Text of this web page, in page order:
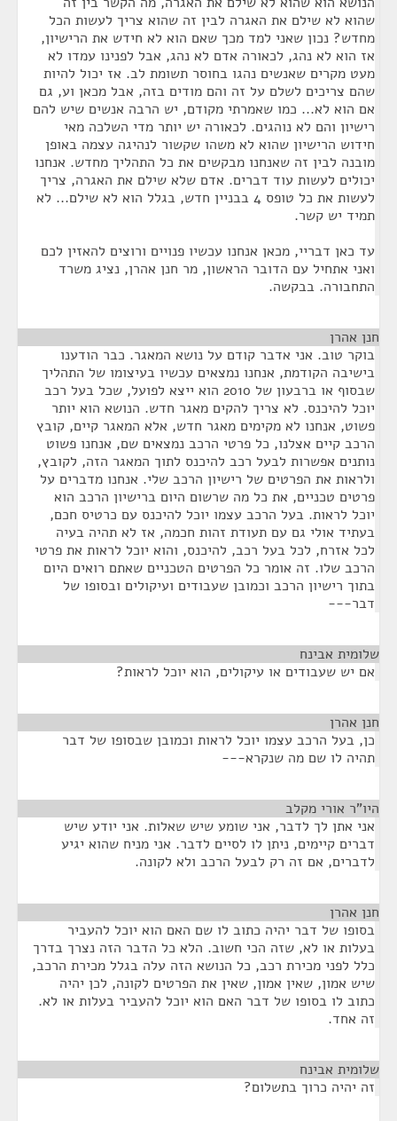
שהוא לא שילם את האגרה לבין זה שהוא צריך לעשות הכל
מחדש? נכון שאני למד מכך שאם הוא לא חידש את הרישיון,
אז הוא לא נהג, לכאורה אדם לא נהג, אבל לפנינו עמדו לא
מעט מקרים שאנשים נהגו בחוסר תשומת לב. אז יכול להיות
שהם צריכים לשלם על זה והם מודים בזה, אבל מכאן וע, גם
אם הוא לא... כמו שאמרתי מקודם, יש הרבה אנשים שיש להם
רישיון והם לא נוהגים. לכאורה יש יותר מדי השלכה מאי
חידוש הרישיון שהוא לא משהו שקשור לנהיגה עצמה באופן
מובנה לבין זה שאנחנו מבקשים את כל התהליך מחדש. אנחנו
יכולים לעשות עוד דברים. אדם שלא שילם את האגרה, צריך
לעשות את כל טופס 4 בבניין חדש, בגלל הוא לא שילם... לא
תמיד יש קשר.
עד כאן דבריי, מכאן אנחנו עכשיו פנויים ורוצים להאזין לכם
ואני אתחיל עם הדובר הראשון, מר חנן אהרן, נציג משרד
התחבורה. בבקשה.
חנן אהרן
בוקר טוב. אני אדבר קודם על נושא המאגר. כבר הודענו
בישיבה הקודמת, אנחנו נמצאים עכשיו בעיצומו של התהליך
שבסוף או ברבעון של 2010 הוא ייצא לפועל, שכל בעל רכב
יוכל להיכנס. לא צריך להקים מאגר חדש. הנושא הוא יותר
פשוט, אנחנו לא מקימים מאגר חדש, אלא המאגר קיים, קובץ
הרכב קיים אצלנו, כל פרטי הרכב נמצאים שם, אנחנו פשוט
נותנים אפשרות לבעל רכב להיכנס לתוך המאגר הזה, לקובץ,
ולראות את הפרטים של רישיון הרכב שלי. אנחנו מדברים על
פרטים טכניים, את כל מה שרשום היום ברישיון הרכב הוא
יוכל לראות. בעל הרכב עצמו יוכל להיכנס עם כרטיס חכם,
בעתיד אולי גם עם תעודת זהות חכמה, אז לא תהיה בעיה
לכל אזרח, לכל בעל רכב, להיכנס, והוא יוכל לראות את פרטי
הרכב שלו. זה אומר כל הפרטים הטכניים שאתם רואים היום
בתוך רישיון הרכב וכמובן שעבודים ועיקולים ובסופו של
דבר---
שלומית אבינח
אם יש שעבודים או עיקולים, הוא יוכל לראות?
חנן אהרן
כן, בעל הרכב עצמו יוכל לראות וכמובן שבסופו של דבר
תהיה לו שם מה שנקרא---
היו"ר אורי מקלב
אני אתן לך לדבר, אני שומע שיש שאלות. אני יודע שיש
דברים קיימים, ניתן לו לסיים לדבר. אני מניח שהוא יגיע
לדברים, אם זה רק לבעל הרכב ולא לקונה.
חנן אהרן
בסופו של דבר יהיה כתוב לו שם האם הוא יוכל להעביר
בעלות או לא, שזה הכי חשוב. הלא כל הדבר הזה נצרך בדרך
כלל לפני מכירת רכב, כל הנושא הזה עלה בגלל מכירת הרכב,
שיש אמון, שאין אמון, שאין את הפרטים לקונה, לכן יהיה
כתוב לו בסופו של דבר האם הוא יוכל להעביר בעלות או לא.
זה אחד.
שלומית אבינח
זה יהיה כרוך בתשלום?